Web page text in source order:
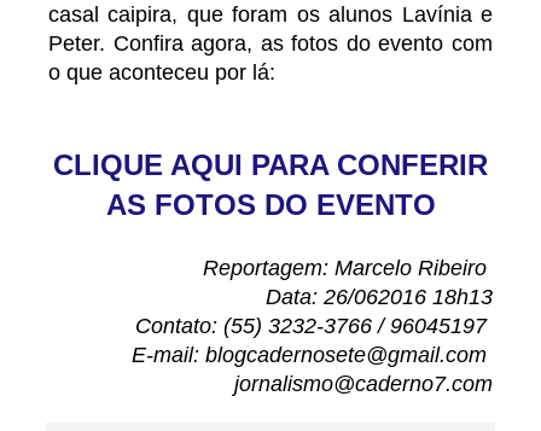
casal caipira, que foram os alunos Lavínia e
Peter. Confira agora, as fotos do evento com
o que aconteceu por lá:
CLIQUE AQUI PARA CONFERIR
AS FOTOS DO EVENTO
Reportagem: Marcelo Ribeiro
Data: 26/062016 18h13
Contato: (55) 3232-3766 / 96045197
E-mail: blogcadernosete@gmail.com
jornalismo@caderno7.com